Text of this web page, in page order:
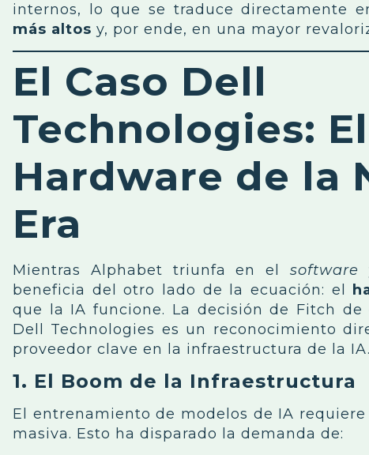
internos, lo que se traduce directamente
más altos y, por ende, en una mayor
El Caso Dell
Technologies: El
Hardware de la
Era
Mientras Alphabet triunfa en elsoftware
beneficia del otro lado de la ecuación: el
que la IA funcione. La decisión de Fitch
Dell Technologies es un reconocimiento
proveedor clave en la infraestructura de la IA.
1. El Boom de la Infraestructura
El entrenamiento de modelos de IA
masiva. Esto ha disparado la demanda de: